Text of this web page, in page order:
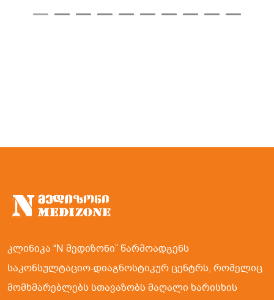
კლინიკა “N მედიზონი” წარმოადგენს
საკონსულტაციო-დიაგნოსტიკურ ცენტრს, რომელიც
მომხმარებლებს სთავაზობს მაღალი ხარისხის